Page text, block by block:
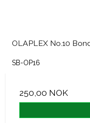
OLAPLEX No.10
SB-OP16
250,00 NOK